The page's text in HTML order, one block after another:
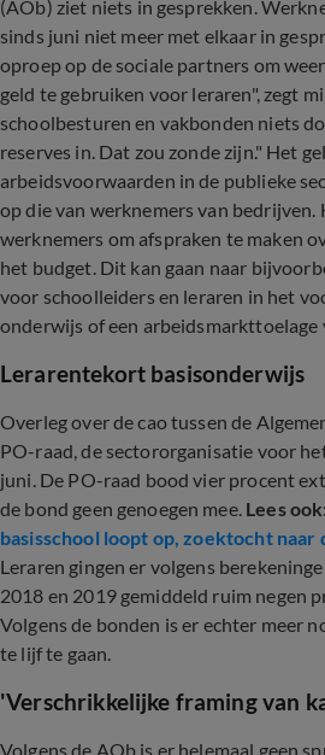
(AOb) ziet niets in gesprekken.
sinds juni niet meer met elkaar in
oproep op de sociale partners om
geld te gebruiken voor leraren", zegt
schoolbesturen en vakbonden niets
reserves in. Dat zou zonde zijn." Het
arbeidsvoorwaarden in de publieke
op die van werknemers van bedrijven.
werknemers om afspraken te maken
het budget. Dit kan gaan naar
voor schoolleiders en leraren in het
onderwijs of een arbeidsmarkttoelage
Lerarentekort basisonderwijs
Overleg over de cao tussen de
PO-raad, de sectororganisatie voor
juni. De PO-raad bood vier procent
de bond geen genoegen mee. Lees ook:
basisschool loopt op, zoektocht naar
Leraren gingen er volgens
2018 en 2019 gemiddeld ruim negen
Volgens de bonden is er echter meer
te lijf te gaan.
'Verschrikkelijke framing van
Volgens de AOb is er helemaal geen